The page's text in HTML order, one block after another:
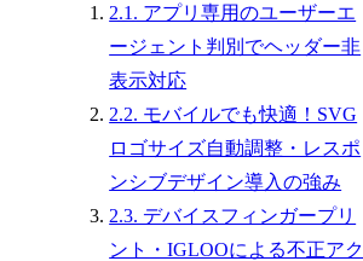
2.1. アプリ専用のユーザーエ
ージェント判別でヘッダー非
表示対応
2.2. モバイルでも快適！SVG
ロゴサイズ自動調整・レスポ
ンシブデザイン導入の強み
2.3. デバイスフィンガープリ
ント・IGLOOによる不正アク